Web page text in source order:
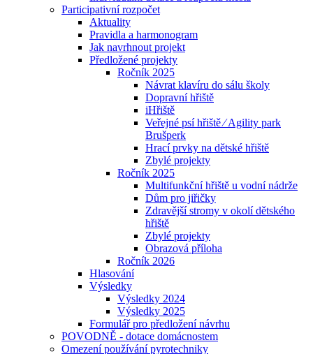
Participativní rozpočet
Aktuality
Pravidla a harmonogram
Jak navrhnout projekt
Předložené projekty
Ročník 2025
Návrat klavíru do sálu školy
Dopravní hřiště
iHřiště
Veřejné psí hřiště ⁄ Agility park
Brušperk
Hrací prvky na dětské hřiště
Zbylé projekty
Ročník 2025
Multifunkční hřiště u vodní nádrže
Dům pro jiřičky
Zdravější stromy v okolí dětského
hřiště
Zbylé projekty
Obrazová příloha
Ročník 2026
Hlasování
Výsledky
Výsledky 2024
Výsledky 2025
Formulář pro předložení návrhu
POVODNĚ - dotace domácnostem
Omezení používání pyrotechniky